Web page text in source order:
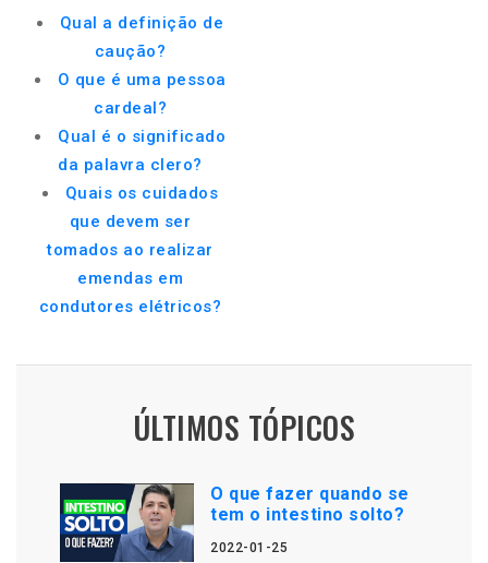
Qual a definição de
caução?
O que é uma pessoa
cardeal?
Qual é o significado
da palavra clero?
Quais os cuidados
que devem ser
tomados ao realizar
emendas em
condutores elétricos?
ÚLTIMOS TÓPICOS
O que fazer quando se
tem o intestino solto?
2022-01-25